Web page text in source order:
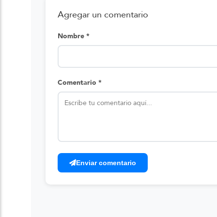
Agregar un comentario
Nombre *
Comentario *
Enviar comentario